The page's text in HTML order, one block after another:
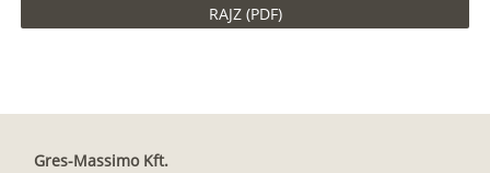
RAJZ (PDF)
Gres-Massimo Kft.